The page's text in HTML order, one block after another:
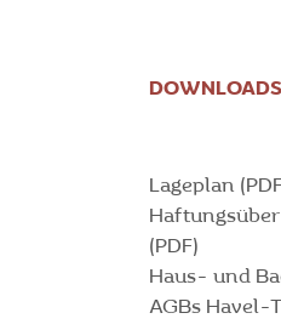
DOWNLOADS
Lageplan
(PDF)
Haus- und
AGBs Havel-